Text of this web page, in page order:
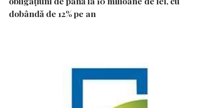
dobândă de 12% pe an